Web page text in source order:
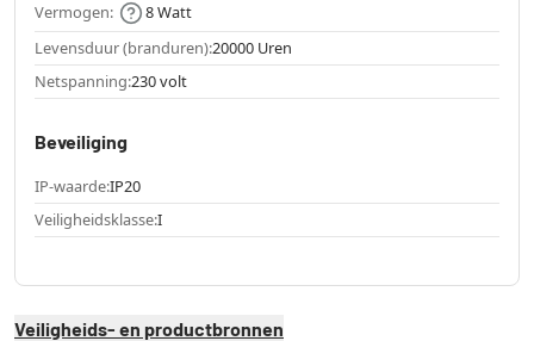
Vermogen:
8 Watt
Levensduur (branduren):20000 Uren
Netspanning:230 volt
Beveiliging
IP-waarde:IP20
Veiligheidsklasse:I
Veiligheids- en productbronnen